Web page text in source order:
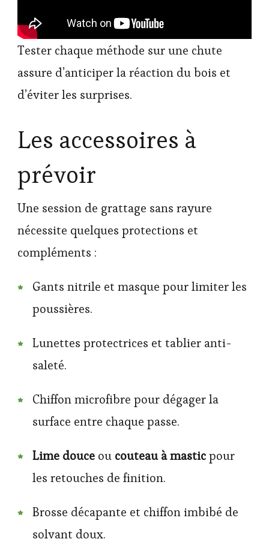
Tester chaque méthode sur une chute
assure d’anticiper la réaction du bois et
d’éviter les surprises.
Les accessoires à
prévoir
Une session de grattage sans rayure
nécessite quelques protections et
compléments :
Gants nitrile et masque pour limiter les
poussières.
Lunettes protectrices et tablier anti-
saleté.
Chiffon microfibre pour dégager la
surface entre chaque passe.
Lime douce ou couteau à masticpour
les retouches de finition.
Brosse décapante et chiffon imbibé de
solvant doux.